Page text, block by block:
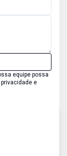
equipe possa
e